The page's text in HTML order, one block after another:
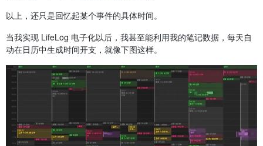
以上，还只是回忆起某个事件的具体时间。
当我实现 LifeLog 电子化以后，我甚至能利用我的笔记数据，每天自
动在日历中生成时间开支，就像下图这样。